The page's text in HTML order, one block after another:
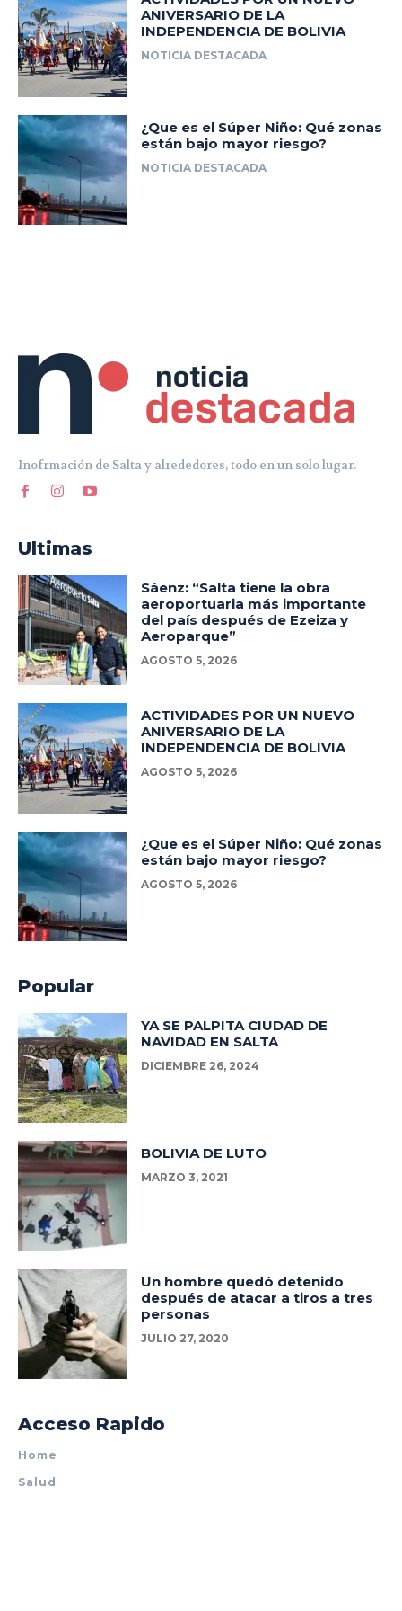
Inofrmación de Salta y alrededores, todo en un solo lugar.
Ultimas
Sáenz: “Salta tiene la obra
aeroportuaria más importante
del país después de Ezeiza y
Aeroparque”
AGOSTO 5, 2026
ACTIVIDADES POR UN NUEVO
ANIVERSARIO DE LA
INDEPENDENCIA DE BOLIVIA
AGOSTO 5, 2026
¿Que es el Súper Niño: Qué zonas
están bajo mayor riesgo?
AGOSTO 5, 2026
Popular
YA SE PALPITA CIUDAD DE
NAVIDAD EN SALTA
DICIEMBRE 26, 2024
BOLIVIA DE LUTO
MARZO 3, 2021
Un hombre quedó detenido
después de atacar a tiros a tres
personas
JULIO 27, 2020
Acceso Rapido
Home
Salud